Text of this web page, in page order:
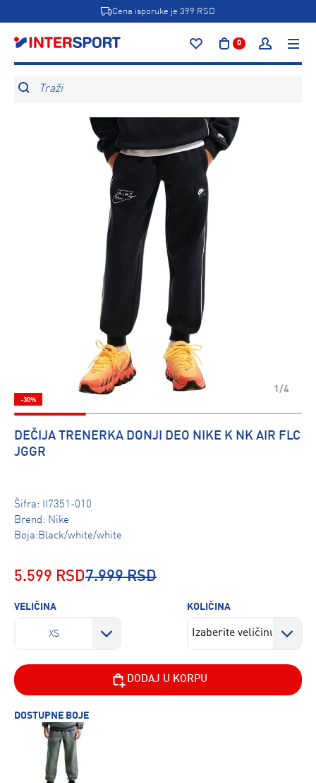
Cena isporuke je 399 RSD
0
Traži
1/4
-30%
DEČIJA TRENERKA DONJI DEO NIKE K NK AIR FLC
JGGR
Šifra: II7351-010
Brend: Nike
Boja:Black/white/white
5.599 RSD7.999 RSD
VELIČINA
XS
KOLIČINA
DODAJ U KORPU
DOSTUPNE BOJE